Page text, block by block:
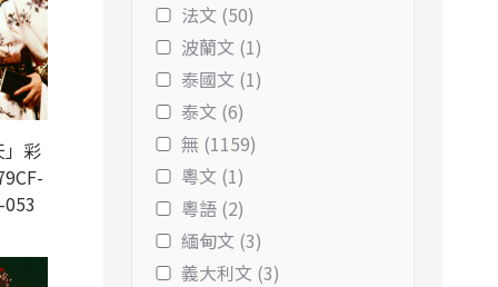
彩
法文 (50)
波蘭文 (1)
泰國文 (1)
泰文 (6)
無 (1159)
粵文 (1)
粵語 (2)
緬甸文 (3)
義大利文 (3)